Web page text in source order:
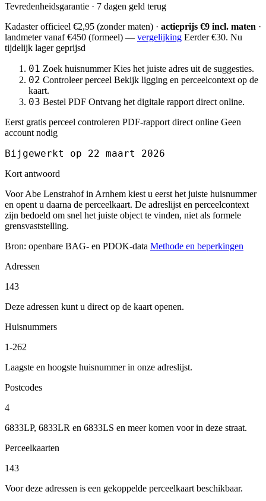
Tevredenheidsgarantie · 7 dagen geld terug
Kadaster officieel €2,95 (zonder maten) · actieprijs €9 incl. maten ·
landmetervanaf €450 (formeel) — vergelijking Eerder €30. Nu
tijdelijk lager geprijsd
01 Zoek huisnummer Kies het juiste adres uit de suggesties.
02 Controleer perceel Bekijk ligging en perceelcontext op de
kaart.
03 Bestel PDF Ontvang het digitale rapport direct online.
Eerst gratis perceel controleren PDF-rapport direct online Geen
account nodig
Bijgewerkt op 22 maart 2026
Kort antwoord
Voor Abe Lenstrahof in Arnhem kiest u eerst het juiste huisnummer
en opent u daarna de perceelkaart. De adreslijst en perceelcontext
zijn bedoeld om snel het juiste object te vinden, niet als formele
grensvaststelling.
Bron: openbare BAG- en PDOK-data Methode en beperkingen
Adressen
143
Deze adressen kunt u direct op de kaart openen.
Huisnummers
1-262
Laagste en hoogste huisnummer in onze adreslijst.
Postcodes
4
6833LP, 6833LR en 6833LS en meer komen voor in deze straat.
Perceelkaarten
143
Voor deze adressen is een gekoppelde perceelkaart beschikbaar.